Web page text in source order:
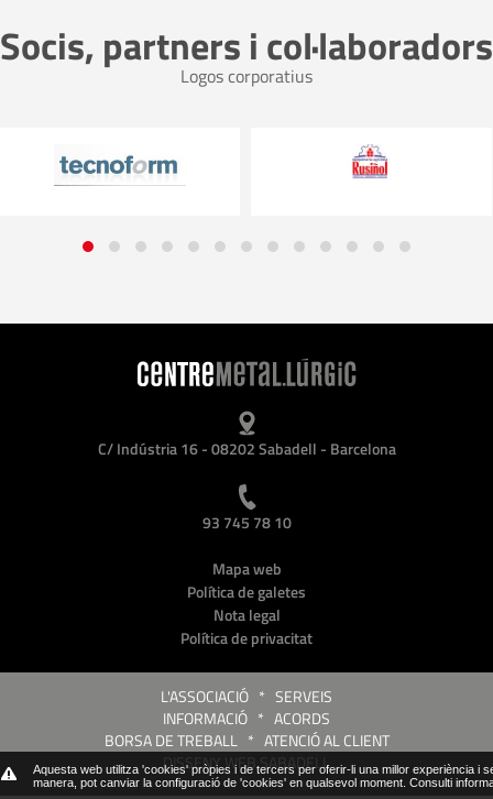
Aquesta web utilitza 'cookies' pròpies i de tercers per oferir-li una millor experiència
manera, pot canviar la configuració de 'cookies' en qualsevol moment. Consulti
Socis, partners i col·laboradors
Logos corporatius
C/ Indústria 16 - 08202 Sabadell - Barcelona
93 745 78 10
Mapa web
Política de galetes
Nota legal
Política de privacitat
L'ASSOCIACIÓ * SERVEIS
INFORMACIÓ * ACORDS
BORSA DE TREBALL* ATENCIÓ AL CLIENT
DISSENY WEB SABADELL